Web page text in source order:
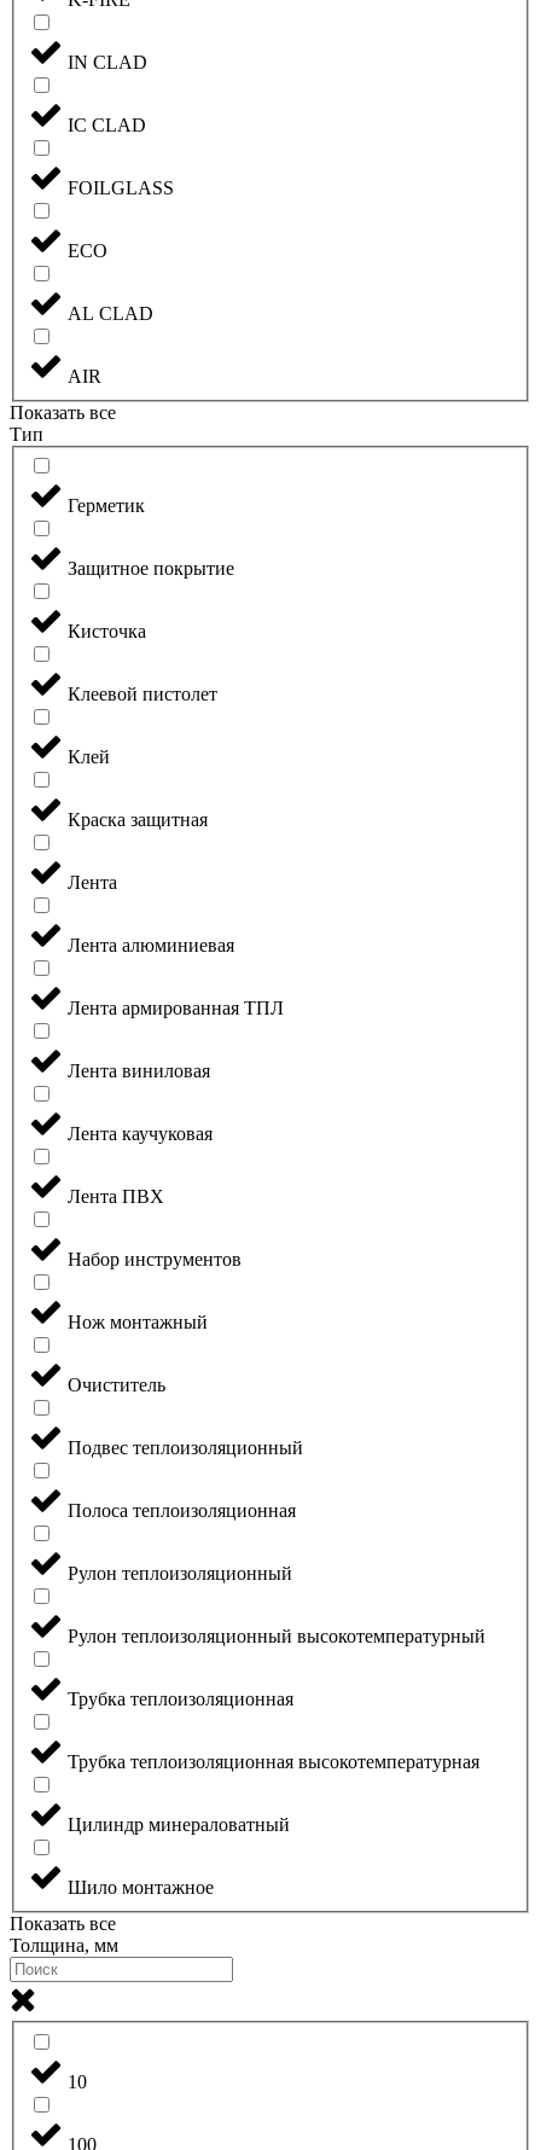
IN CLAD
IC CLAD
FOILGLASS
ECO
AL CLAD
AIR
Показать все
Тип
Герметик
Защитное покрытие
Кисточка
Клеевой пистолет
Клей
Краска защитная
Лента
Лента алюминиевая
Лента армированная ТПЛ
Лента виниловая
Лента каучуковая
Лента ПВХ
Набор инструментов
Нож монтажный
Очиститель
Подвес теплоизоляционный
Полоса теплоизоляционная
Рулон теплоизоляционный
Рулон теплоизоляционный высокотемпературный
Трубка теплоизоляционная
Трубка теплоизоляционная высокотемпературная
Цилиндр минераловатный
Шило монтажное
Показать все
Толщина, мм
10
100